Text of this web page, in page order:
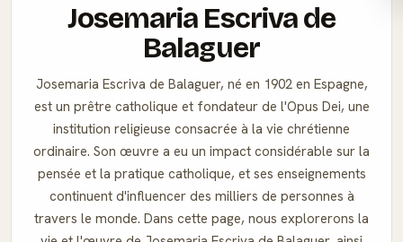
Josemaria Escriva de
Balaguer
Josemaria Escriva de Balaguer, né en 1902 en Espagne,
est un prêtre catholique et fondateur de l'Opus Dei, une
institution religieuse consacrée à la vie chrétienne
ordinaire. Son œuvre a eu un impact considérable sur la
pensée et la pratique catholique, et ses enseignements
continuent d'influencer des milliers de personnes à
travers le monde. Dans cette page, nous explorerons la